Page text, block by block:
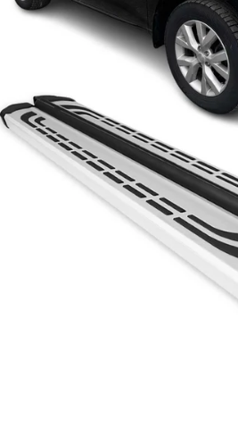
Medium 0 im Modalformat